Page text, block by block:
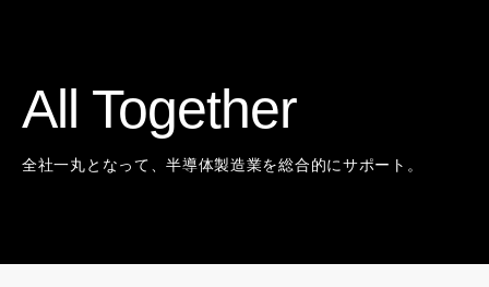
All Together
全社一丸となって、半導体製造業を総合的にサポート。